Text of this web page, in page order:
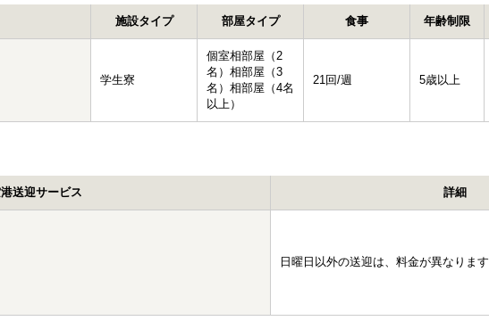
施設タイプ 部屋タイプ 食事 年齢制限
学生寮
個室相部屋（2
名） 相部屋（3
名） 相部屋（4名
以上）
21回/週 5歳以上
送迎サービス 詳細
日曜日以外の送迎は、料金が異なります